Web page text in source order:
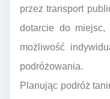
przez transport
dotarcie do miejsc,
możliwość
podróżowania.
Planując podróż